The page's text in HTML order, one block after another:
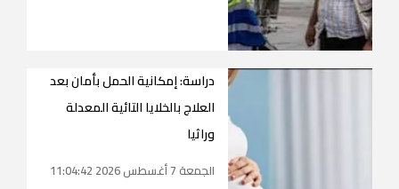
دراسة: إمكانية الحمل بأمان بعد
العلاج بالخلايا التائية المعدلة
وراثيا
الجمعة 7 أغسطس 2026 11:04:42